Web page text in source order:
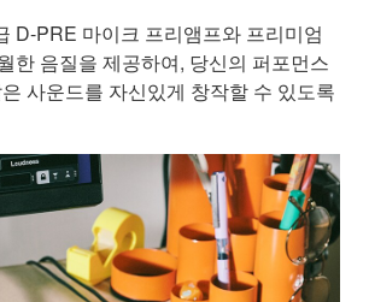
D-PRE 마이크 프리앰프와 프리미엄
한 음질을 제공하여, 당신의 퍼포먼스
사운드를 자신있게 창작할 수 있도록